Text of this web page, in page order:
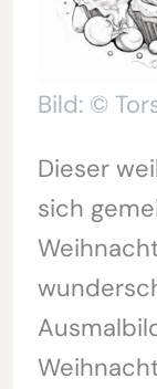
Bild: ©
Dieser
sich